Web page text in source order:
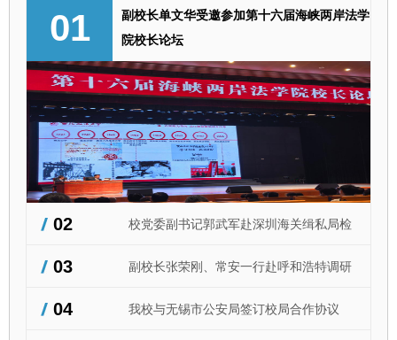
为支点，推动法学理论与缉私实务双向赋
能。实习学生要做到学以致用、知行合
一，在实践中了解社会，为海关缉私工作
作出贡献。 在深期间，郭武军一行参观
了深圳海关缉私局执法办案管理中心、情
报指挥中心、司法鉴定中心等部门，听取
深圳缉私局关于缉私执法、智慧缉私、实
战化训练及实习带教工作的情况介绍，到
大鹏海关、盐田国际集装箱码头有限公司
等地调研了解口岸监管、反走私综合治理
有关活动。 （供稿：公安学院 撰稿：胡
出四点要求，要提高站位，压实学院校友
建档，规范对接流程；年底前要实现院级
校友会全覆盖，已建成的常态化开展交流
活动；要抢抓暑期窗口期，走访重点校友
企业，深化合作。 （供稿：国内合作与
校友工作处 撰稿：王泽坤 审核：刘霖
杰）
01
副校长单文华受邀参加第十六届海峡两岸法学
院校长论坛
02 校党委副书记郭武军赴深圳海关缉私局检
查学生实习工作并看望校友
03 副校长张荣刚、常安一行赴呼和浩特调研
交流，深化校际校地合作
04 我校与无锡市公安局签订校局合作协议